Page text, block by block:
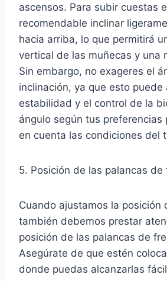
ascensos. Para subir cuestas
recomendable inclinar
hacia arriba, lo que permitirá
vertical de las muñecas y una
Sin embargo, no exageres el
inclinación, ya que esto puede
estabilidad y el control de la
ángulo según tus preferencias
en cuenta las condiciones del
5. Posición de las palancas
Cuando ajustamos la posición
también debemos prestar
posición de las palancas de
Asegúrate de que estén
donde puedas alcanzarlas